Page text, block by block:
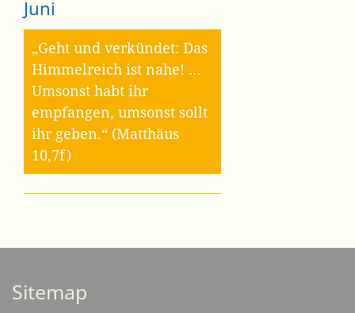
Juni
„Geht und verkündet: Das
Himmelreich ist nahe! …
Umsonst habt ihr
empfangen, umsonst sollt
ihr geben.“ (Matthäus
10,7f)
Sitemap